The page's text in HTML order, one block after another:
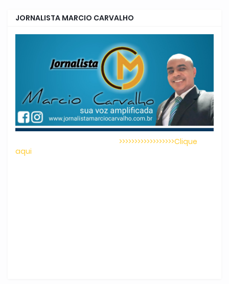
JORNALISTA MARCIO CARVALHO
>>>>>>>>>>>>>>>>>>Clique
aqui